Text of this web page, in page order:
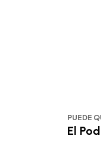
PUEDE
El